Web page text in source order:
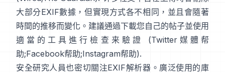
大部分EXIF數據，但實現方式各不相同，並且會隨著
時間的推移而變化。建議通過下載您自己的帖子並使用
適當的工具進行檢查来驗證 (Twitter媒體帮
助;Facebook帮助;Instagram帮助).
安全研究人員也密切關注EXIF解析器。廣泛使用的庫